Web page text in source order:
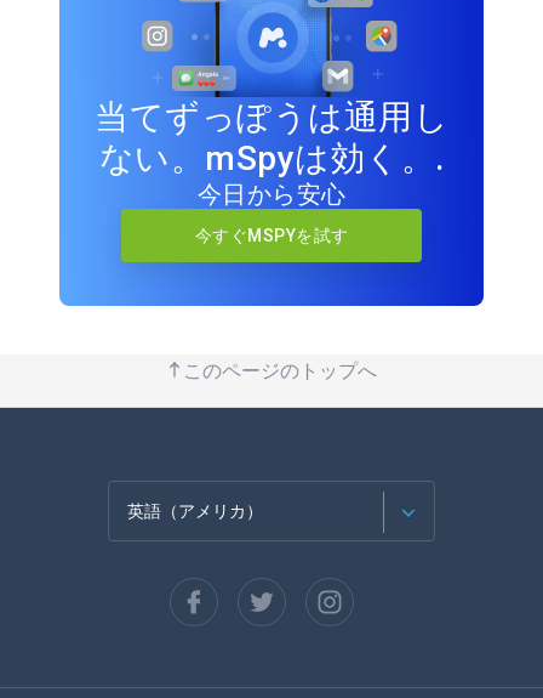
当てずっぽうは通用し
ない。mSpyは効く。.
今日から安心
今すぐMSPYを試す
このページのトップへ
英語（アメリカ）
スペイン語
ドイツ語